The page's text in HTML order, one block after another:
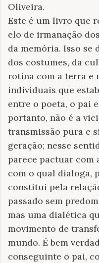
Oliveira.
Este é um livro que
elo de irmanação
da memória. Isso se
dos costumes, da
rotina com a terra e
individuais que
entre o poeta, o pai
portanto, não é a
transmissão pura e
geração; nesse
parece pactuar com
com o qual dialoga,
constitui pela
passado sem
mas uma dialética
movimento de
mundo. É bem
conseguinte o pai,